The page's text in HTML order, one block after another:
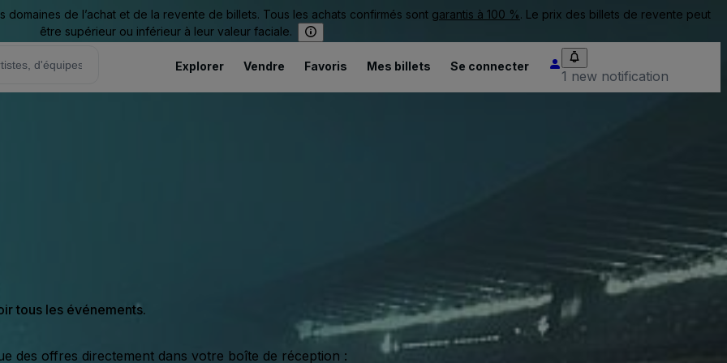
de l’achat et de la revente de billets. Tous les achats confirmés sont garantis à 100 %. Le prix des billets de revente peut
être supérieur ou inférieur à leur valeur faciale.
Explorer Vendre Favoris Mes billets Se connecter
1 new notification
tous les événements.
des offres directement dans votre boîte de réception :